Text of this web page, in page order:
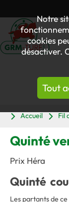
Notre
cookies
désactiver.
Tout
Accueil
Fil
Quinté
Prix Héra
Quinté
Les partants de